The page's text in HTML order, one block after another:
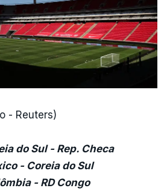
- Reuters)
do Sul - Rep. Checa
- Coreia do Sul
- RD Congo